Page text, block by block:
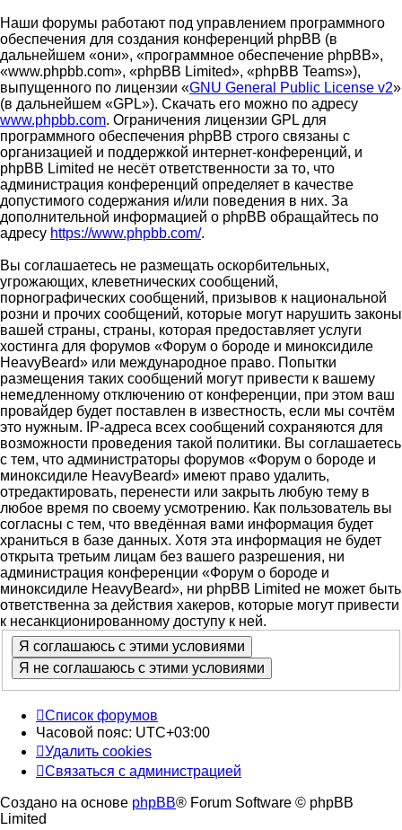
Наши форумы работают под управлением программного
обеспечения для создания конференций phpBB (в
дальнейшем «они», «программное обеспечение phpBB»,
«www.phpbb.com», «phpBB Limited», «phpBB Teams»),
выпущенного по лицензии «GNU General Public License v2»
(в дальнейшем «GPL»). Скачать его можно по адресу
www.phpbb.com. Ограничения лицензии GPL для
программного обеспечения phpBB строго связаны с
организацией и поддержкой интернет-конференций, и
phpBB Limited не несёт ответственности за то, что
администрация конференций определяет в качестве
допустимого содержания и/или поведения в них. За
дополнительной информацией о phpBB обращайтесь по
адресу https://www.phpbb.com/.
Вы соглашаетесь не размещать оскорбительных,
угрожающих, клеветнических сообщений,
порнографических сообщений, призывов к национальной
розни и прочих сообщений, которые могут нарушить законы
вашей страны, страны, которая предоставляет услуги
хостинга для форумов «Форум о бороде и миноксидиле
HeavyBeard» или международное право. Попытки
размещения таких сообщений могут привести к вашему
немедленному отключению от конференции, при этом ваш
провайдер будет поставлен в известность, если мы сочтём
это нужным. IP-адреса всех сообщений сохраняются для
возможности проведения такой политики. Вы соглашаетесь
с тем, что администраторы форумов «Форум о бороде и
миноксидиле HeavyBeard» имеют право удалить,
отредактировать, перенести или закрыть любую тему в
любое время по своему усмотрению. Как пользователь вы
согласны с тем, что введённая вами информация будет
храниться в базе данных. Хотя эта информация не будет
открыта третьим лицам без вашего разрешения, ни
администрация конференции «Форум о бороде и
миноксидиле HeavyBeard», ни phpBB Limited не может быть
ответственна за действия хакеров, которые могут привести
к несанкционированному доступу к ней.
Список форумов
Часовой пояс: UTC+03:00
Удалить cookies
Связаться с администрацией
Создано на основе phpBB® Forum Software © phpBB
Limited